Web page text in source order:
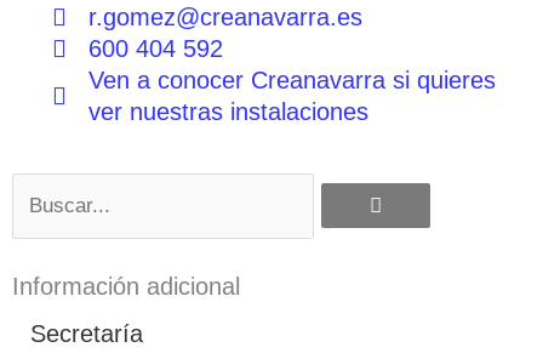
r.gomez@creanavarra.es
600 404 592
Ven a conocer Creanavarra si quieres
ver nuestras instalaciones
Información adicional
Secretaría